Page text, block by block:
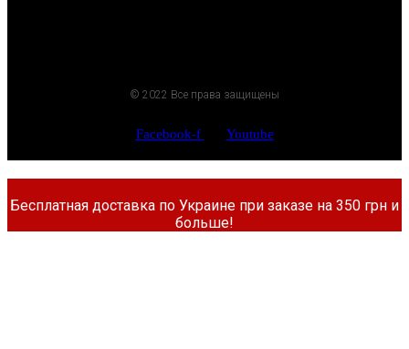
© 2022 Все права защищены
Facebook-f Youtube
Бесплатная доставка по Украине при заказе на 350 грн и
больше!